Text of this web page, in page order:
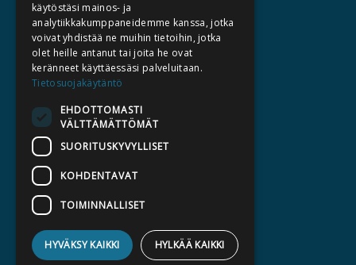
CATALOGUES
WHAT'S NEW
COMMISSIONED BOOKS
PRESS
SILTALA.FI
E-BOOKS AND AUDIOBOOKS
PRE-ORDERS
käytöstäsi mainos- ja
analytiikkakumppaneidemme kanssa, jotka
voivat yhdistää ne muihin tietoihin, jotka
olet heille antanut tai joita he ovat
keränneet käyttäessäsi palveluitaan.
Tietosuojakäytäntö
EHDOTTOMASTI
VÄLTTÄMÄTTÖMÄT
SUORITUSKYVYLLISET
KOHDENTAVAT
TOIMINNALLISET
HYVÄKSY KAIKKI HYLKÄÄ KAIKKI